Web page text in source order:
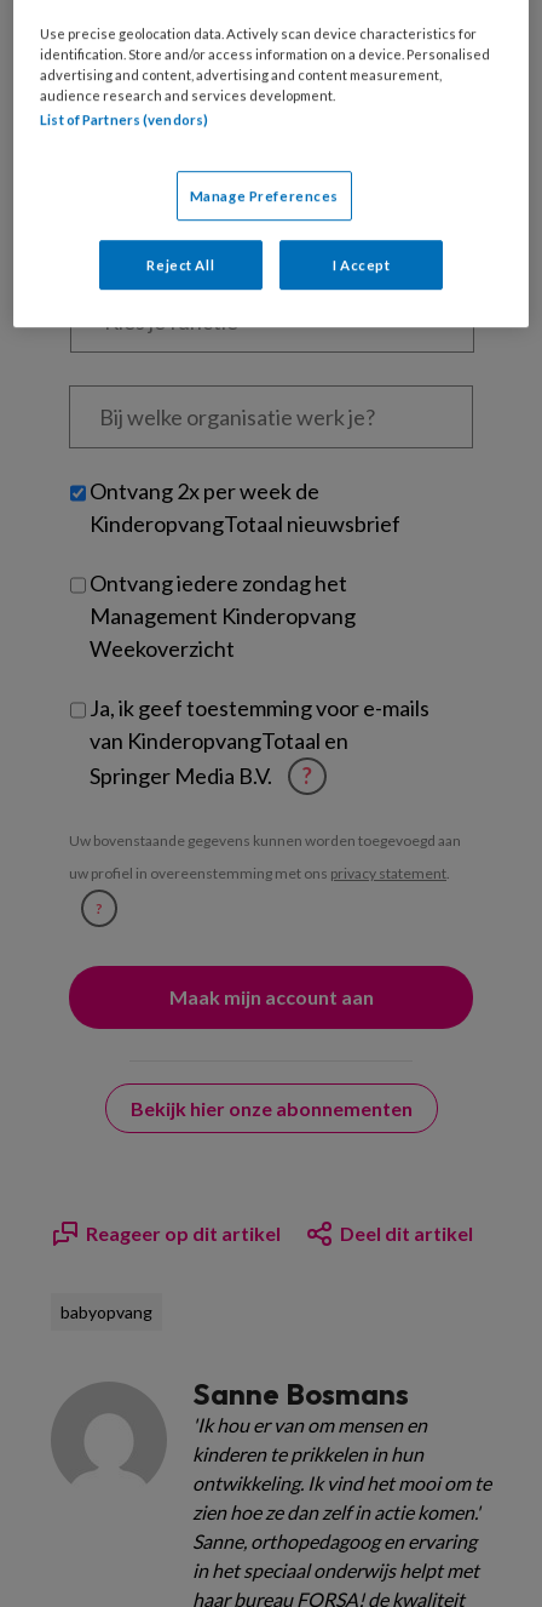
Al een account of abonnement? Log dan in
Wat
is
wachtwoord* *
Kies
Bij
welke
je?
Untitled
Ontvang 2x per week de
KinderopvangTotaal nieuwsbrief
Ontvang iedere zondag het
Management Kinderopvang
Weekoverzicht
Ja, ik geef toestemming voor e-mails
van KinderopvangTotaal en
Springer Media B.V.
?
Uw bovenstaande gegevens kunnen worden toegevoegd aan
uw profiel in overeenstemming met ons privacy statement.
?
Bekijk hier onze abonnementen
Reageer op dit artikel Deel dit artikel
babyopvang
Sanne Bosmans
'Ik hou er van om mensen en
kinderen te prikkelen in hun
ontwikkeling. Ik vind het mooi om te
zien hoe ze dan zelf in actie komen.'
Sanne, orthopedagoog en ervaring
in het speciaal onderwijs helpt met
haar bureau FORSA! de kwaliteit
Use precise geolocation data. Actively scan device characteristics for
identification. Store and/or access information on a device. Personalised
advertising and content, advertising and content measurement,
audience research and services development.
List of Partners (vendors)
Manage Preferences
Reject All I Accept